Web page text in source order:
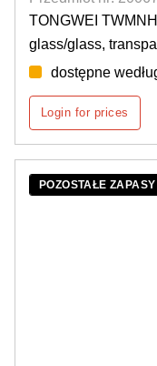
TONGWEI
glass/glass,
dostępne
Login for prices
POZOSTAŁE ZAPASY